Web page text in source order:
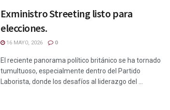
Exministro Streeting listo para
elecciones.
16 MAYO, 2026 0
El reciente panorama político británico se ha tornado
tumultuoso, especialmente dentro del Partido
Laborista, donde los desafíos al liderazgo del ...